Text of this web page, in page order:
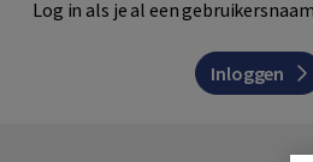
Log in als je al een
Inloggen